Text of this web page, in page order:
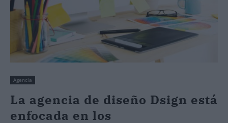
Agencia
La agencia de diseño Dsign está
enfocada en los